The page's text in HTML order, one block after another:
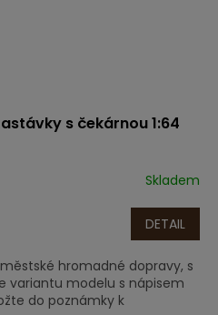
s čekárnou 1:64
Skladem
DETAIL
hromadné dopravy, s
variantu modelu s nápisem
do poznámky k